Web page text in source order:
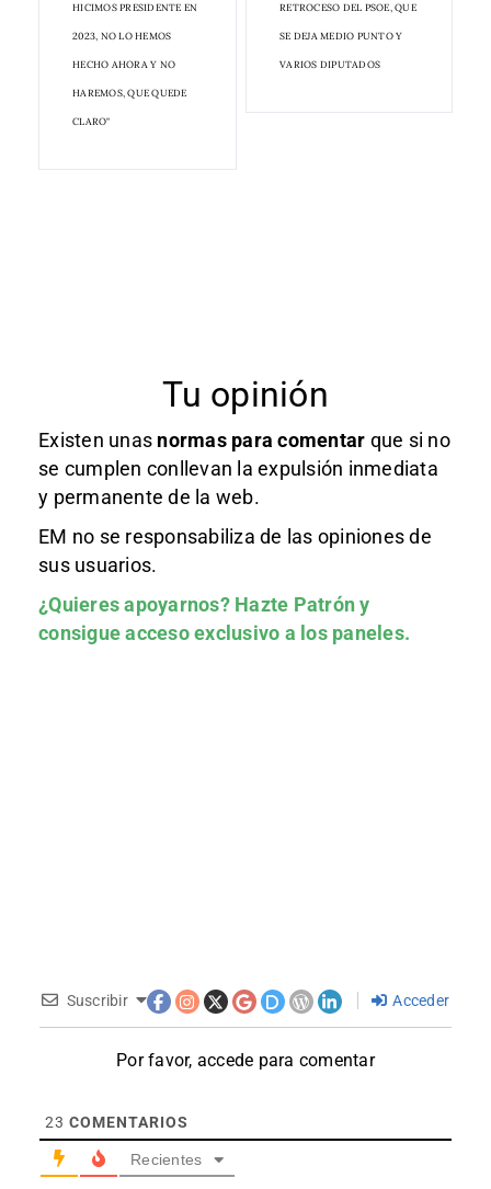
HICIMOS PRESIDENTE EN
2023, NO LO HEMOS
HECHO AHORA Y NO
HAREMOS, QUE QUEDE
CLARO"
RETROCESO DEL PSOE, QUE
SE DEJA MEDIO PUNTO Y
VARIOS DIPUTADOS
Tu opinión
Existen unas normas para comentar que si no
se cumplen conllevan la expulsión inmediata
y permanente de la web.
EM no se responsabiliza de las opiniones de
sus usuarios.
¿Quieres apoyarnos? Hazte Patróny
consigue acceso exclusivo a los paneles.
Suscribir Acceder
Por favor, accede para comentar
23 COMENTARIOS
Recientes